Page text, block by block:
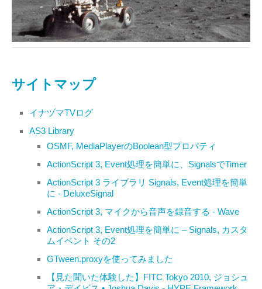
サイトマップ
イナヅマTVログ
AS3 Library
OSMF, MediaPlayerのBoolean型プロパティ
ActionScript 3, Event処理を簡単に、SignalsでTimer
ActionScript 3 ライブラリ Signals, Event処理を簡単
に - DeluxeSignal
ActionScript 3, マイクから音声を録音する - Wave
ActionScript 3, Event処理を簡単に – Signals, カスタ
ムイベント その2
GTween.proxyを使ってみました
【見た聞いた体験した】FITC Tokyo 2010, ジョシュ